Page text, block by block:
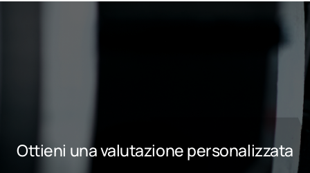
Ottieni una valutazione personalizzata